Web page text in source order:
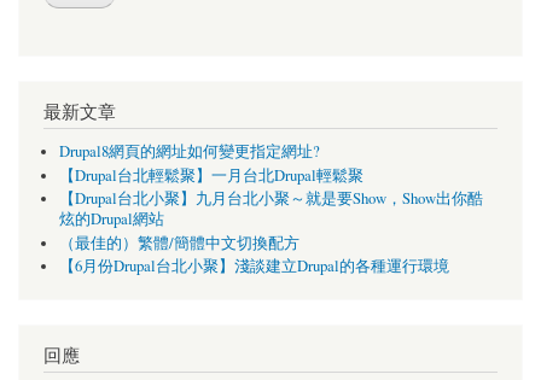
最新文章
Drupal8網頁的網址如何變更指定網址?
【Drupal台北輕鬆聚】一月台北Drupal輕鬆聚
【Drupal台北小聚】九月台北小聚～就是要Show，Show出你酷
炫的Drupal網站
（最佳的）繁體/簡體中文切換配方
【6月份Drupal台北小聚】淺談建立Drupal的各種運行環境
回應